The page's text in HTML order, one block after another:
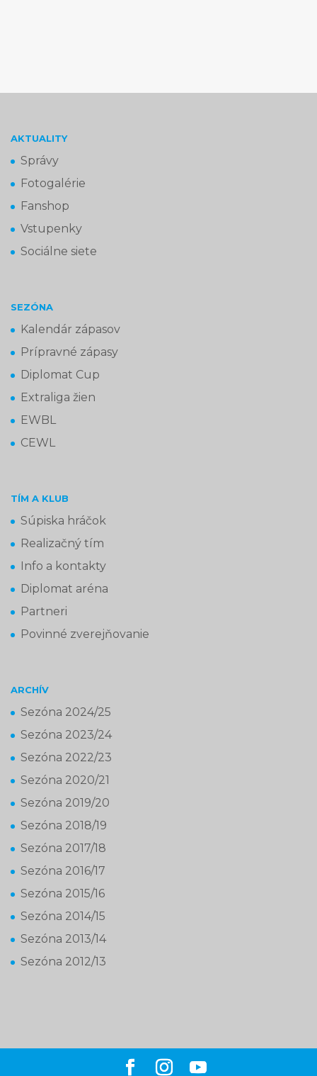
AKTUALITY
Správy
Fotogalérie
Fanshop
Vstupenky
Sociálne siete
SEZÓNA
Kalendár zápasov
Prípravné zápasy
Diplomat Cup
Extraliga žien
EWBL
CEWL
TÍM A KLUB
Súpiska hráčok
Realizačný tím
Info a kontakty
Diplomat aréna
Partneri
Povinné zverejňovanie
ARCHÍV
Sezóna 2024/25
Sezóna 2023/24
Sezóna 2022/23
Sezóna 2020/21
Sezóna 2019/20
Sezóna 2018/19
Sezóna 2017/18
Sezóna 2016/17
Sezóna 2015/16
Sezóna 2014/15
Sezóna 2013/14
Sezóna 2012/13